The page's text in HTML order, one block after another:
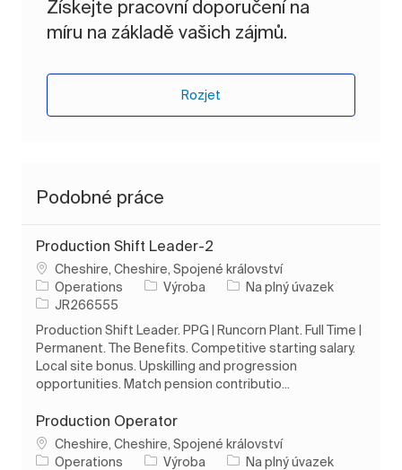
Získejte pracovní doporučení na
míru na základě vašich zájmů.
Rozjet
Podobné práce
Production Shift Leader-2
Umístění
Cheshire, Cheshire, Spojené království
Operations
Kategorie
Výroba Typ úlohy
Na plný úvazek
ID úlohy
JR266555
Production Shift Leader. PPG | Runcorn Plant. Full Time |
Permanent. The Benefits. Competitive starting salary.
Local site bonus. Upskilling and progression
opportunities. Match pension contributio...
Production Operator
Umístění
Cheshire, Cheshire, Spojené království
Operations
Kategorie
Výroba Typ úlohy
Na plný úvazek